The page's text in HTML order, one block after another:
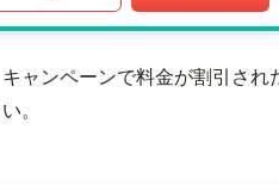
ャンペーンで料金が割引され
。